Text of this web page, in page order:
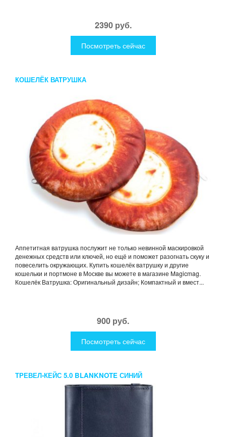
2390 руб.
Посмотреть сейчас
КОШЕЛЁК ВАТРУШКА
Аппетитная ватрушка послужит не только невинной маскировкой
денежных средств или ключей, но ещё и поможет разогнать скуку и
повеселить окружающих. Купить кошелёк ватрушку и другие
кошельки и портмоне в Москве вы можете в магазине Magicmag.
Кошелёк Ватрушка: Оригинальный дизайн; Компактный и вмест...
900 руб.
Посмотреть сейчас
ТРЕВЕЛ-КЕЙС 5.0 BLANKNOTE СИНИЙ